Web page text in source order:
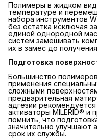
Полимеры в жидком
температуре и
набора инструментов
без остатка исключая
единой однородной
систем замешивать
их в замес до
Подготовка
Большинство
применения
сложными
предварительная
адгезии
активаторы MILERID® и
помнить, что
значительно улучшают
срок их службы.